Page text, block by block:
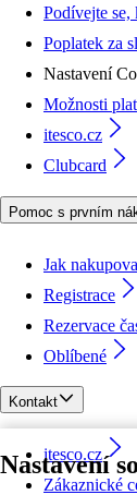
Nastavení
Podívejte se,
Poplatek za
Nastavení
Možnosti
itesco.cz
Clubcard
Pomoc s prvním
Jak
Registrace
Rezervace
Oblíbené
Kontakt
itesco.cz
Zákaznické